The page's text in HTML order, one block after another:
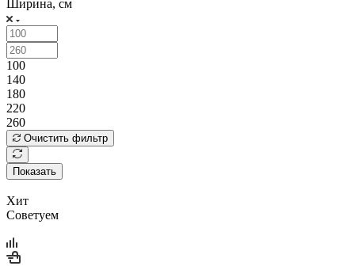
Ширина, см
100
140
180
220
260
Очистить фильтр
Показать
Хит
Советуем